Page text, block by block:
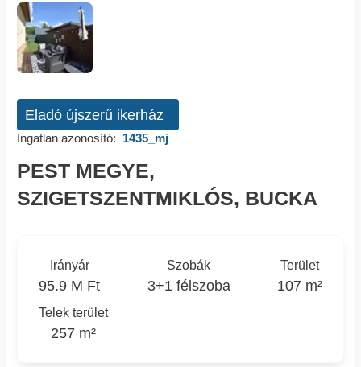
Eladó újszerű ikerház
Ingatlan azonosító: 1435_mj
PEST MEGYE,
SZIGETSZENTMIKLÓS, BUCKA
Irányár
95.9 M Ft
Szobák
3+1 félszoba
Terület
107 m²
Telek terület
257 m²